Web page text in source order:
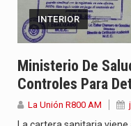
INTERIOR
Ministerio De
Controles Para
La Unión R800 AM